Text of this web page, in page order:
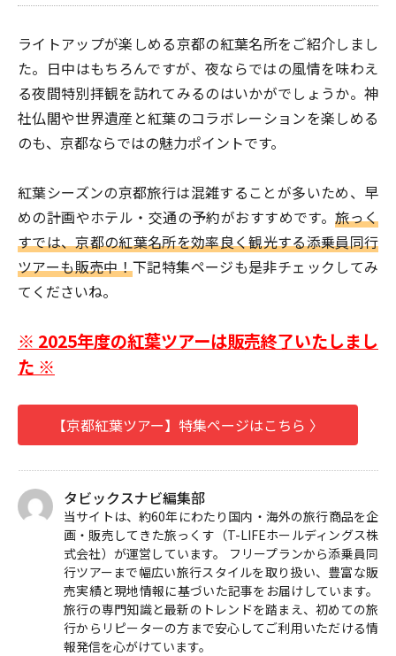
ライトアップが楽しめる京都の紅葉名所をご紹介しまし
た。日中はもちろんですが、夜ならではの風情を味わえ
る夜間特別拝観を訪れてみるのはいかがでしょうか。神
社仏閣や世界遺産と紅葉のコラボレーションを楽しめる
のも、京都ならではの魅力ポイントです。
紅葉シーズンの京都旅行は混雑することが多いため、早
めの計画やホテル・交通の予約がおすすめです。旅っく
すでは、京都の紅葉名所を効率良く観光する添乗員同行
ツアーも販売中！下記特集ページも是非チェックしてみ
てくださいね。
※ 2025年度の紅葉ツアーは販売終了いたしまし
た ※
【京都紅葉ツアー】特集ページはこちら 〉
タビックスナビ編集部
当サイトは、約60年にわたり国内・海外の旅行商品を企
画・販売してきた旅っくす（T-LIFEホールディングス株
式会社）が運営しています。 フリープランから添乗員同
行ツアーまで幅広い旅行スタイルを取り扱い、豊富な販
売実績と現地情報に基づいた記事をお届けしています。
旅行の専門知識と最新のトレンドを踏まえ、初めての旅
行からリピーターの方まで安心してご利用いただける情
報発信を心がけています。